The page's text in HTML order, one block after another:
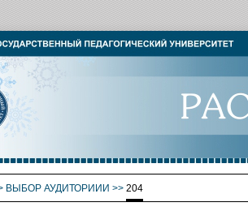
ВЫБОР АУДИТОРИИИ >> 204